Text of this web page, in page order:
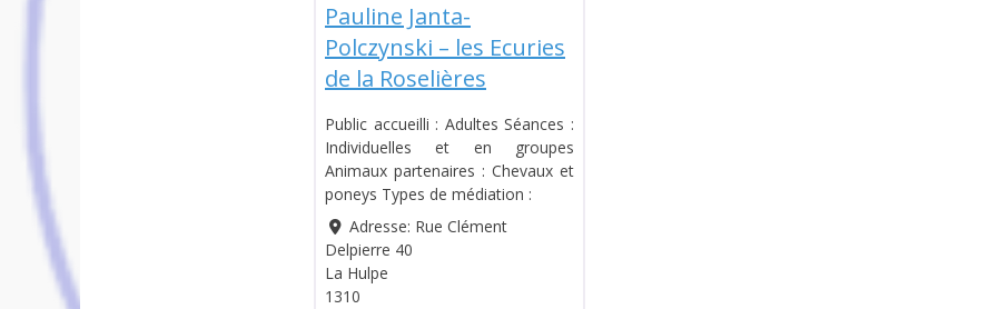
Pauline Janta-
Polczynski – les Ecuries
de la Roselières
Public accueilli : Adultes Séances :
Individuelles et en groupes
Animaux partenaires : Chevaux et
poneys Types de médiation :
Adresse: Rue Clément
Delpierre 40
La Hulpe
1310